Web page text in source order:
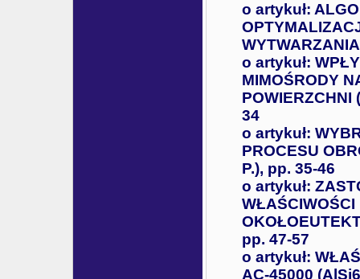
o artykuł:
o artykuł:
MIMOŚRODY
POWIERZCHNI
34
o artykuł:
PROCESU
P.), pp. 35-46
o artykuł:
pp. 47-57
o artykuł:
AC-45000